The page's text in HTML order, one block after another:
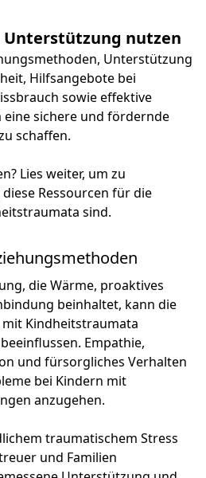
Unterstützung nutzen
Unterstützung
Hilfsangebote bei
sowie effektive
sichere und fördernde
schaffen.
Lies weiter, um zu
Ressourcen für die
sind.
die Wärme, proaktives
beinhaltet, kann die
mit Kindheitstraumata
Empathie,
und fürsorgliches Verhalten
bei Kindern mit
anzugehen.
traumatischem Stress
und Familien